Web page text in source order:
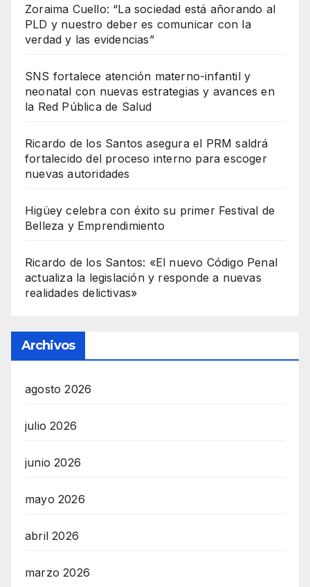
Zoraima Cuello: “La sociedad está añorando al
PLD y nuestro deber es comunicar con la
verdad y las evidencias”
SNS fortalece atención materno-infantil y
neonatal con nuevas estrategias y avances en
la Red Pública de Salud
Ricardo de los Santos asegura el PRM saldrá
fortalecido del proceso interno para escoger
nuevas autoridades
Higüey celebra con éxito su primer Festival de
Belleza y Emprendimiento
Ricardo de los Santos: «El nuevo Código Penal
actualiza la legislación y responde a nuevas
realidades delictivas»
Archivos
agosto 2026
julio 2026
junio 2026
mayo 2026
abril 2026
marzo 2026